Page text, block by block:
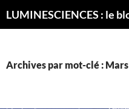
Archives par mot-clé : Mars